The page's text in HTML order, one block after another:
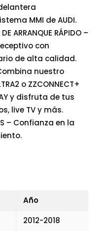
MMI de AUDI.
ARRANQUE RÁPIDO –
con
de alta calidad.
Combina nuestro
o ZZCONNECT+
y disfruta de tus
live TV y más.
– Confianza en la
Año
2012-2018